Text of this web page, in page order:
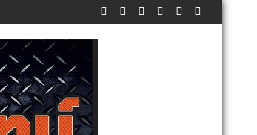
แทนคำว่ารัก ชวนลูกพาแม่เที่ยว